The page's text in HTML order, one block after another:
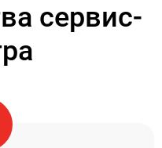
сервис-